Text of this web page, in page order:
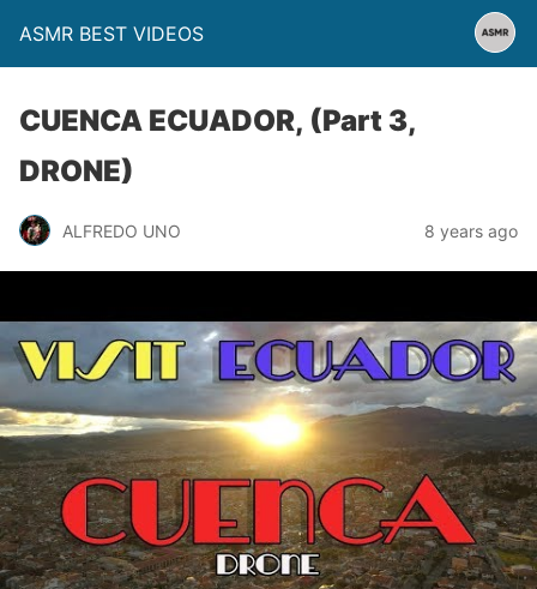
ASMR BEST VIDEOS
CUENCA ECUADOR, (Part 3,
DRONE)
ALFREDO UNO 8 years ago